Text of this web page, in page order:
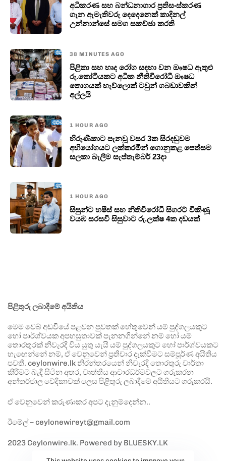
අධිකරණ සහ බන්ධනාගාර ප්‍රතිසංස්කරණ
ගැන ඇමැතිවරු දෙදෙනෙක් කාදිනල්
උන්නාන්සේ සමග සකච්ඡා කරති
38 MINUTES AGO
පිළිකා සහ හෘද රෝග සඳහා වන ඖෂධ ඇතුළු
රු.කෝටියකට අධික නීතිවිරෝධී ඖෂධ
තොගයක් හැව්ලොක් ටවුන් ගබඩාවකින්
අල්ලයි
1 HOUR AGO
හිරුණිකාට පැනවූ වසර 3ක සිරදඬුවම
අභියෝගයට ලක්කරමින් ගොනුකළ පෙත්සම
සලකා බැලීම සැප්තැම්බර් 23දා
1 HOUR AGO
සිසුන්ට හෂීස් සහ නීතිවිරෝධී සිගරට් විකිණූ
වයඹ සරසවි සිසුවාට රු.ලක්ෂ 4ක දඩයක්
පිළිතුරු ලබාදීමේ අයිතිය
මෙම වෙබ් අඩවියේ පළවන පුවතක් හේතුවෙන් යම් පුද්ගලයකුට
හෝ පාර්ශ්වයක අපහසුතාවක් පැනනගින්නේ නම් හෝ යම්
තොරතුරක් නිවැරදි විය යුතු යැයි යම් පුද්ගලයකුට හෝ පාර්ශ්වයකට
හැඟෙන්නේ නම්, ඒ වෙනුවෙන් ප්‍රතිචාර දැක්වීමට සම්පූර්ණ අයිතිය
පවතී. ceylonwire.lk නිරන්තරයෙන් නිවැරදි තොරතුරු වාර්තා
කිරීමට බැඳී සිටින අතර, වෘත්තීය ආචාරධර්මවලට ගරුකරන
අන්තර්ජාල වේදිකාවක් ලෙස පිළිතුරු ලබාදීමේ අයිතියට ගරුකරයි.
ඒ වෙනුවෙන් කරුණාකර අපට දැනුම්දෙන්න..
ඊමේල් – ceylonewireyt@gmail.com
2023 Ceylonwire.lk. Powered by BLUESKY.LK